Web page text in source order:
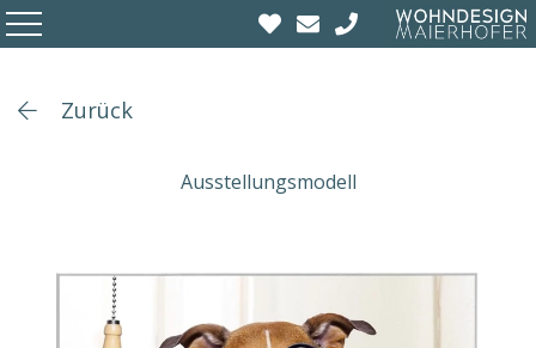
Zurück
Ausstellungsmodell